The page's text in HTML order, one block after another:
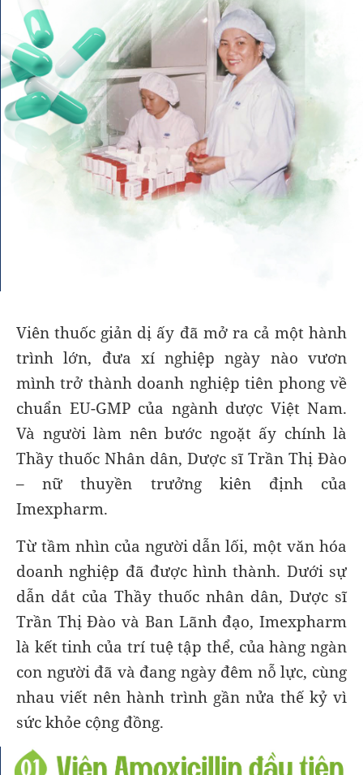
Viên thuốc giản dị ấy đã mở ra cả một hành
trình lớn, đưa xí nghiệp ngày nào vươn
mình trở thành doanh nghiệp tiên phong về
chuẩn EU-GMP của ngành dược Việt Nam.
Và người làm nên bước ngoặt ấy chính là
Thầy thuốc Nhân dân, Dược sĩ Trần Thị Đào
– nữ thuyền trưởng kiên định của
Imexpharm.
Từ tầm nhìn của người dẫn lối, một văn hóa
doanh nghiệp đã được hình thành. Dưới sự
dẫn dắt của Thầy thuốc nhân dân, Dược sĩ
Trần Thị Đào và Ban Lãnh đạo, Imexpharm
là kết tinh của trí tuệ tập thể, của hàng ngàn
con người đã và đang ngày đêm nỗ lực, cùng
nhau viết nên hành trình gần nửa thế kỷ vì
sức khỏe cộng đồng.